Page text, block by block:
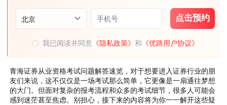
北京 手机号 点击预约
我已阅读并同意 《隐私政策》和 《优路用户协议》
青海证券从业资格考试问题解答速览，对于想要进入证券行业的朋
友们来说，这不仅仅是一场考试那么简单，它更像是一扇通往梦想
的大门。但面对复杂的报考流程和众多的考试细节，很多人可能会
感到迷茫甚至焦虑。别担心，接下来的内容将为你一一解开这些疑